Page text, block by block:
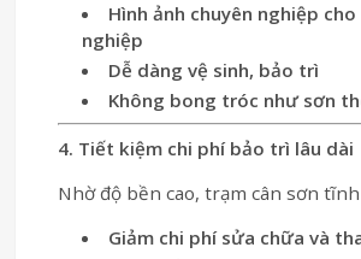
Hình ảnh chuyên nghiệp
nghiệp
Dễ dàng vệ sinh, bảo trì
Không bong tróc như sơn
4. Tiết kiệm chi phí bảo trì lâu dài
Nhờ độ bền cao, trạm cân sơn
Giảm chi phí sửa chữa và